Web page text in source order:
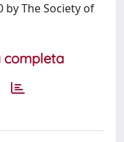
by The Society of
completa